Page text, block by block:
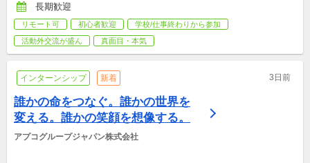
長期歓迎
リモート可 初心者歓迎
学校/仕事終わりから参加
活動外交流が盛ん
真面目・本気
インターンシップ 新着 3日前
誰かの命をつなぐ。誰かの世界を
変える。誰かの笑顔を想像する。
アプコグループジャパン株式会社